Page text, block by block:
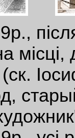
(ск.